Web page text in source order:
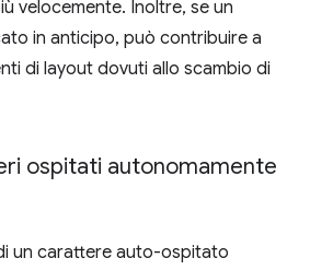
velocemente. Inoltre, se un
in anticipo, può contribuire a
di layout dovuti allo scambio di
ospitati autonomamente
un carattere auto-ospitato